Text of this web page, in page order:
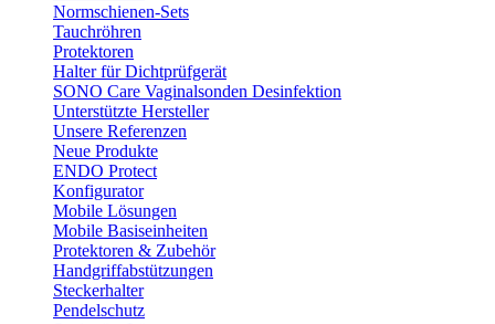
Normschienen-Sets
Tauchröhren
Protektoren
Halter für Dichtprüfgerät
SONO Care Vaginalsonden Desinfektion
Unterstützte Hersteller
Unsere Referenzen
Neue Produkte
ENDO Protect
Konfigurator
Mobile Lösungen
Mobile Basiseinheiten
Protektoren & Zubehör
Handgriffabstützungen
Steckerhalter
Pendelschutz